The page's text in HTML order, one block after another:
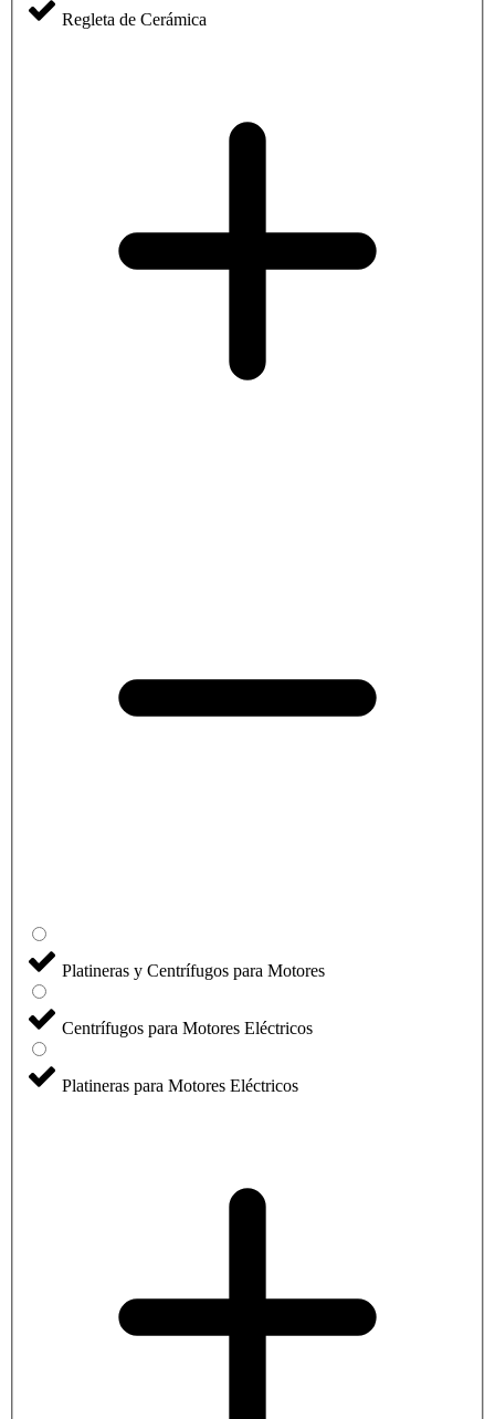
Regleta de Cerámica
Platineras y Centrífugos para Motores
Centrífugos para Motores Eléctricos
Platineras para Motores Eléctricos